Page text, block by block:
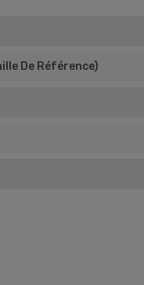
De Référence)